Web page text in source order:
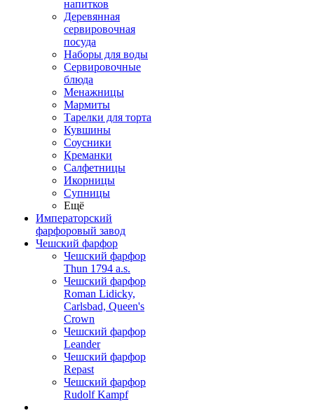
напитков
Деревянная
сервировочная
посуда
Наборы для воды
Сервировочные
блюда
Менажницы
Мармиты
Тарелки для торта
Кувшины
Соусники
Креманки
Салфетницы
Икорницы
Супницы
Ещё
Императорский
фарфоровый завод
Чешский фарфор
Чешский фарфор
Thun 1794 a.s.
Чешский фарфор
Roman Lidicky,
Carlsbad, Queen's
Crown
Чешский фарфор
Leander
Чешский фарфор
Repast
Чешский фарфор
Rudolf Kampf